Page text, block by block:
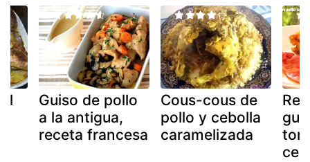
Guiso de pollo
a la antigua,
receta francesa
Cous-cous de
pollo y cebolla
caramelizada